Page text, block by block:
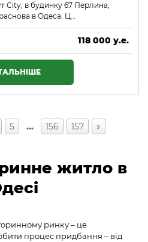
City, в будинку 67 Перлина,
в Одеса. Ц…
118 000 у.е.
5 074 000 ₴
5 … 156 157 »
житло в
ринку – це
процес придбання – від